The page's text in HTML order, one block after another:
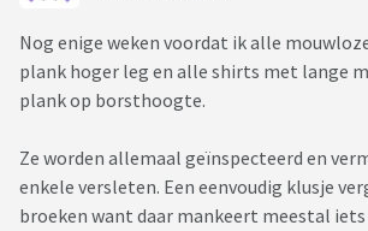
Nog enige weken voordat ik alle
plank hoger leg en alle shirts met lange
plank op borsthoogte.
Ze worden allemaal geïnspecteerd en
enkele versleten. Een eenvoudig klusje
broeken want daar mankeert meestal